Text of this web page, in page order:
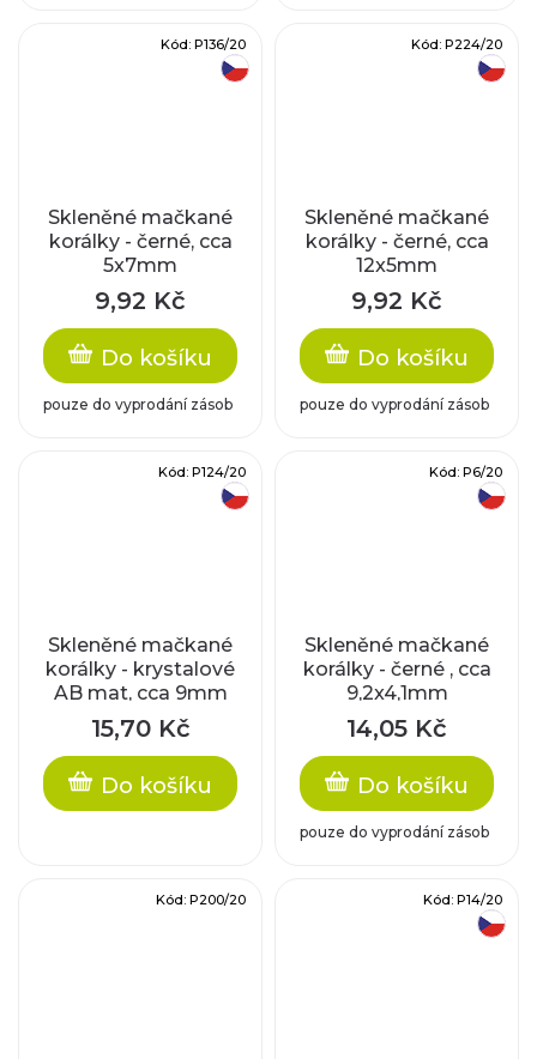
Skleněné mačkané
korálky - černé, cca
5x7mm
9,92 Kč
Do košíku
pouze do vyprodání zásob
Kód: P136/20
Skleněné mačkané
korálky - černé, cca
12x5mm
9,92 Kč
Do košíku
pouze do vyprodání zásob
Kód: P224/20
Skleněné mačkané
korálky - krystalové
AB mat, cca 9mm
15,70 Kč
Do košíku
Kód: P124/20
Skleněné mačkané
korálky - černé , cca
9,2x4,1mm
14,05 Kč
Do košíku
pouze do vyprodání zásob
Kód: P6/20
Kód: P200/20 Kód: P14/20